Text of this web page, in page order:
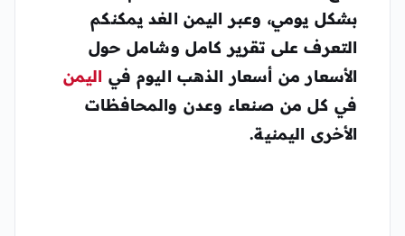
بشكل يومي، وعبر اليمن الغد يمكنكم
التعرف على تقرير كامل وشامل حول
الأسعار من أسعار الذهب اليوم في اليمن
في كل من صنعاء وعدن والمحافظات
الأخرى اليمنية.